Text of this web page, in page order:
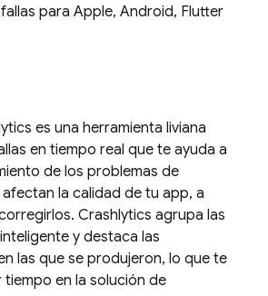
para Apple, Android, Flutter
es una herramienta liviana
en tiempo real que te ayuda a
de los problemas de
la calidad de tu app, a
Crashlytics agrupa las
y destaca las
las que se produjeron, lo que te
en la solución de